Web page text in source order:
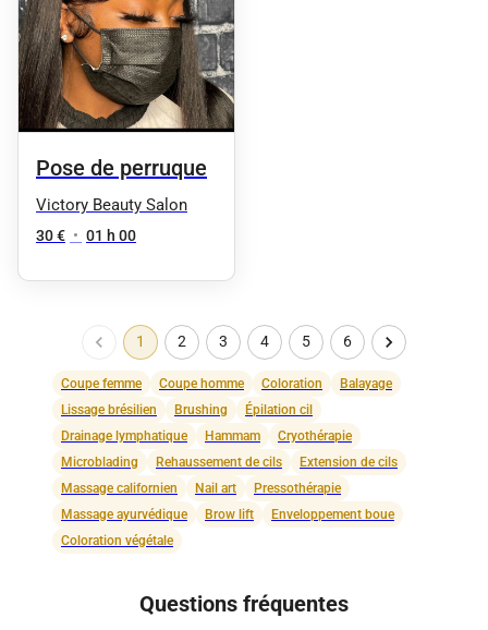
Pose de perruque
Victory Beauty Salon
30 € • 01 h 00
1 2 3 4 5 6
Coupe femme Coupe homme Coloration
Balayage
Lissage brésilien
Brushing
Épilation cil
Drainage lymphatique
Hammam
Cryothérapie
Microblading
Rehaussement de cils
Extension de cils
Massage californien
Nail art
Pressothérapie
Massage ayurvédique
Brow lift
Enveloppement boue
Coloration végétale
Questions fréquentes